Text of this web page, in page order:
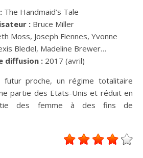
The Handmaid’s Tale
: Bruce Miller
Moss, Joseph Fiennes, Yvonne
Bledel, Madeline Brewer…
diffusion : 2017 (avril)
futur proche, un régime totalitaire
partie des Etats-Unis et réduit en
des femme à des fins de